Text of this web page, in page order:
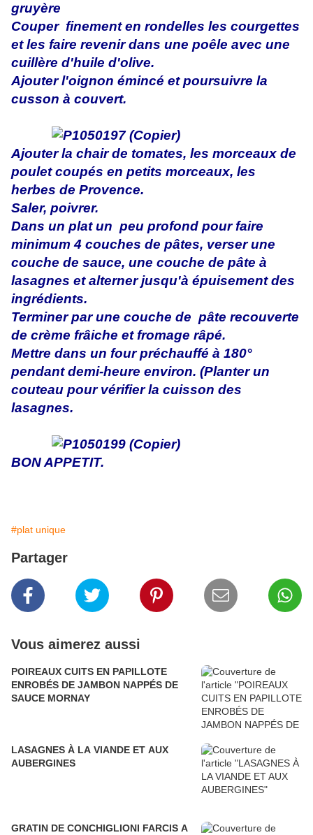
gruyère
Couper finement en rondelles les courgettes
et les faire revenir dans une poêle avec une
cuillère d'huile d'olive.
Ajouter l'oignon émincé et poursuivre la
cusson à couvert.
Ajouter la chair de tomates, les morceaux de
poulet coupés en petits morceaux, les
herbes de Provence.
Saler, poivrer.
Dans un plat un peu profond pour faire
minimum 4 couches de pâtes, verser une
couche de sauce, une couche de pâte à
lasagnes et alterner jusqu'à épuisement des
ingrédients.
Terminer par une couche de pâte recouverte
de crème frâiche et fromage râpé.
Mettre dans un four préchauffé à 180°
pendant demi-heure environ. (Planter un
couteau pour vérifier la cuisson des
lasagnes.
BON APPETIT.
#plat unique
Partager
Vous aimerez aussi
POIREAUX CUITS EN PAPILLOTE
ENROBÉS DE JAMBON NAPPÉS DE
SAUCE MORNAY
LASAGNES À LA VIANDE ET AUX
AUBERGINES
GRATIN DE CONCHIGLIONI FARCIS A